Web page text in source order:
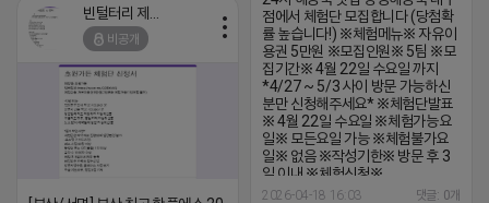
점에서 체험단 모집합니다 (당첨확
률 높습니다!) ※체험메뉴※ 자유이
용권 5만원 ※모집인원※ 5팀 ※모
집기간※ 4월 22일 수요일 까지
*4/27 ~ 5/3 사이 방문 가능하신
분만 신청해주세요* ※체험단발표
※ 4월 22일 수요일 ※체험가능요
일※ 모든요일 가능 ※체험불가요
일※ 없음 ※작성기한※ 방문 후 3
일 이내 ※체험신청※
https://forms.gle/
2026-04-18 16:03 댓글: 0개
비공개